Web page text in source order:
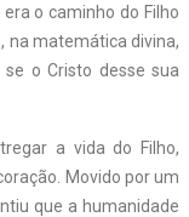
o caminho do Filho
na matemática divina,
o Cristo desse sua
a vida do Filho,
Movido por um
que a humanidade